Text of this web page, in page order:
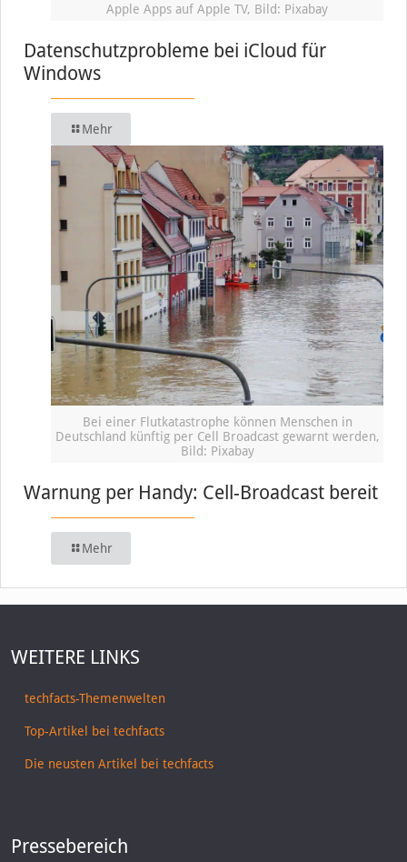
Apple Apps auf Apple TV, Bild: Pixabay
Datenschutzprobleme bei iCloud für
Windows
Mehr
Bei einer Flutkatastrophe können Menschen in
Deutschland künftig per Cell Broadcast gewarnt werden,
Bild: Pixabay
Warnung per Handy: Cell-Broadcast bereit
Mehr
WEITERE LINKS
techfacts-Themenwelten
Top-Artikel bei techfacts
Die neusten Artikel bei techfacts
Pressebereich